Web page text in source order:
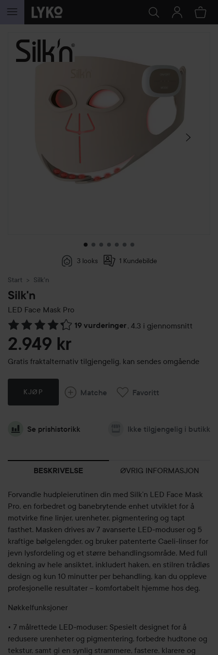
GÅ TIL INNHOLD
HOPP OVER SEKSJON
3 looks 1 Kundebilde
Start Silk'n
Silk'n
LED Face Mask Pro
19 vurderinger, 4.3 i gjennomsnitt
Gå til Vurderinger & anmeldelser
2.949 kr
Gratis fraktalternativ tilgjengelig, kan sendes omgående
KJØP Matche Favoritt
Se prishistorikk Ikke tilgjengelig i butikk
BESKRIVELSE ØVRIG INFORMASJON
Forvandle hudpleierutinen din med Silk’n LED Face Mask
Pro, en forbedret og banebrytende enhet utviklet for å
motvirke fine linjer, urenheter, pigmentering og tapt
fasthet. Masken drives av 7 avanserte LED-moduser og 5
kraftige bølgelengder, og bruker patenterte Caeli-linser for
jevn lysfordeling og et større behandlingsområde. Med full
dekning av hele ansiktet, inkludert haken, en stilren trådløs
design og kun 10 minutter per behandling, kan du oppleve
profesjonelle resultater – komfortabelt hjemme hos deg.
Nøkkelfunksjoner
• 7 målrettede LED-moduser: Spesielt designet for å
redusere urenheter og pigmentering, forbedre hudtone og
tekstur, samt gi en synlig strammere, fastere, klarere og